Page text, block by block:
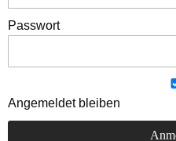
Passwort
Angemeldet bleiben